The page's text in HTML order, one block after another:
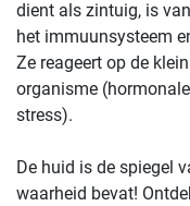
dient als zintuig, is
het immuunsysteem
Ze reageert op de
organisme
stress).
De huid is de spiegel
waarheid bevat!